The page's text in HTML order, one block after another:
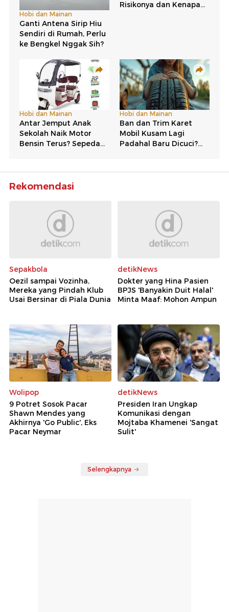
Rekomendasi
Sepakbola
Oezil sampai Vozinha,
Mereka yang Pindah Klub
Usai Bersinar di Piala Dunia
detikNews
Dokter yang Hina Pasien
BPJS 'Banyakin Duit Halal'
Minta Maaf: Mohon Ampun
Wolipop
9 Potret Sosok Pacar
Shawn Mendes yang
Akhirnya 'Go Public', Eks
Pacar Neymar
detikNews
Presiden Iran Ungkap
Komunikasi dengan
Mojtaba Khamenei 'Sangat
Sulit'
Selengkapnya